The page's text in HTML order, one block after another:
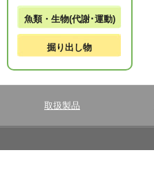
魚類・生物(代謝･運動)
掘り出し物
取扱製品